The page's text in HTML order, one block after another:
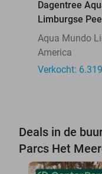
Dagentree
Limburgse Peel
Aqua Mundo
America
Verkocht: 6.319
Deals in de
Parcs Het